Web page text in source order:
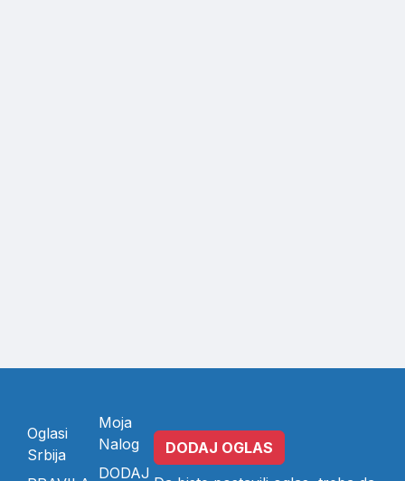
Oglasi
Srbija
Moja
Nalog
DODAJ
DODAJ OGLAS